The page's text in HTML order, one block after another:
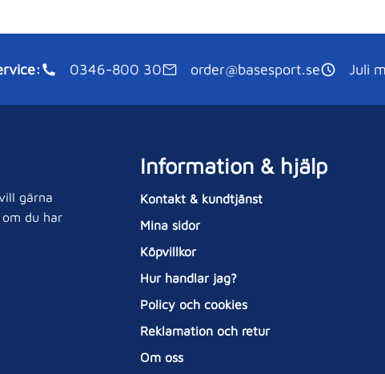
0346-800 30 order@basesport.se Juli
gärna
du har
Information & hjälp
Kontakt & kundtjänst
Mina sidor
Köpvillkor
Hur handlar jag?
Policy och cookies
Reklamation och retur
Om oss